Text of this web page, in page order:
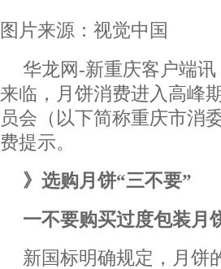
图片来源：视觉中国
华龙网-新重庆客户端
来临，月饼消费进入高峰
员会（以下简称重庆市消
费提示。
》选购月饼“三不要”
一不要购买过度包装月
新国标明确规定，月饼